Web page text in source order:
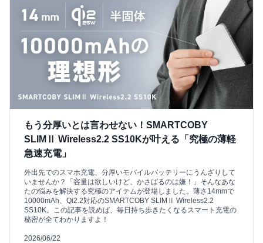
もう分厚いとは言わせない！SMARTCOBY
SLIMⅡ Wireless2.2 SS10Kが叶える「究極の薄軽
急速充電」
外出先でのスマホ充電、分厚いモバイルバッテリーにうんざりして
いませんか？「容量は欲しいけど、かさばるのは嫌！」そんなあな
たの悩みを解決する究極のアイテムが登場しました。薄さ14mmで
10000mAh、Qi2.2対応のSMARTCOBY SLIMⅡ Wireless2.2
SS10K。この記事を読めば、毎日持ち歩きたくなるスマート充電の
秘密が全てわかりますよ！
2026/06/22